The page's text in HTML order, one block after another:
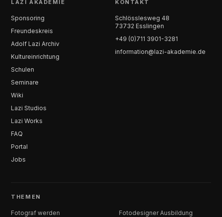
LAZI AKADEMIE
Sponsoring
Freundeskreis
Adolf Lazi Archiv
Kultureinrichtung
Schulen
Seminare
Wiki
Lazi Studios
Lazi Works
FAQ
Portal
Jobs
KONTAKT
Schlösslesweg 48
73732 Esslingen
+49 (0)711 3901-3281
information@lazi-akademie.de
THEMEN
Fotograf werden Fotodesigner Ausbildung